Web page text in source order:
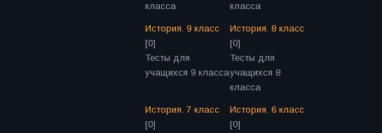
класса
класса
История. 9 класс
[0]
Тесты для
учащихся 9 класса
История. 8 класс
[0]
Тесты для
учащихся 8
класса
История. 7 класс
[0]
История. 6 класс
[0]